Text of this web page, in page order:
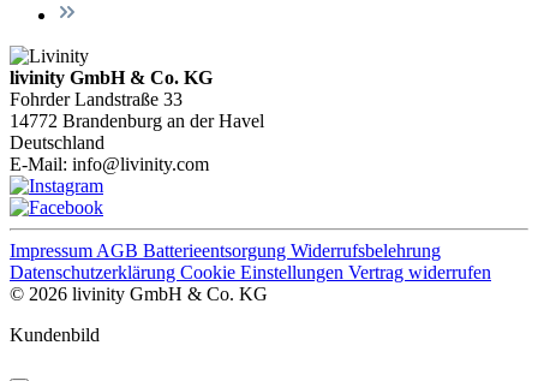
livinity GmbH & Co. KG
Fohrder Landstraße 33
14772 Brandenburg an der Havel
Deutschland
E-Mail: info@livinity.com
Impressum AGB Batterieentsorgung Widerrufsbelehrung
Datenschutzerklärung Cookie Einstellungen Vertrag widerrufen
© 2026 livinity GmbH & Co. KG
Kundenbild